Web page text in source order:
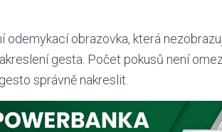
odemykací obrazovka, která
gesta. Počet pokusů není
správně nakreslit.